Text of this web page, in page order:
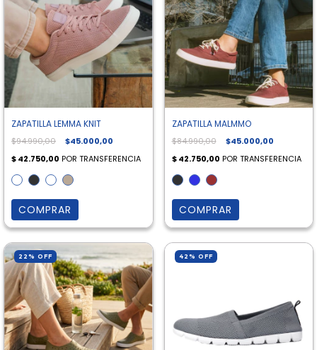
ZAPATILLA LEMMA KNIT
$94.990,00 $45.000,00
COMPRAR
ZAPATILLA MALMMO
$84.990,00 $45.000,00
COMPRAR
22 % OFF 42 % OFF